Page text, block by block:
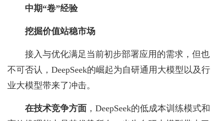
中期“卷”经验
挖掘价值站稳市场
接入与优化满足当前初步部署应用的需求，但也
不可否认，DeepSeek的崛起为自研通用大模型以及行
业大模型带来了冲击。
在技术竞争方面 ，DeepSeek的低成本训练模式和